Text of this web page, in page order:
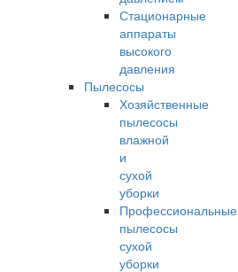
Стационарные
аппараты
высокого
давления
Пылесосы
Хозяйственные
пылесосы
влажной
и
сухой
уборки
Профессиональные
пылесосы
сухой
уборки